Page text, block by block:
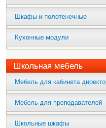
Шкафы и полотенечные
Кухонные модули
Школьная мебель
Мебель для кабинета
Мебель для преподавателей
Школьные шкафы